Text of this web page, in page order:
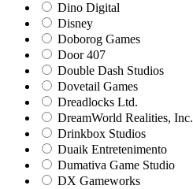
Dino Digital
Disney
Doborog Games
Door 407
Double Dash Studios
Dovetail Games
Dreadlocks Ltd.
DreamWorld Realities, Inc.
Drinkbox Studios
Duaik Entretenimento
Dumativa Game Studio
DX Gameworks